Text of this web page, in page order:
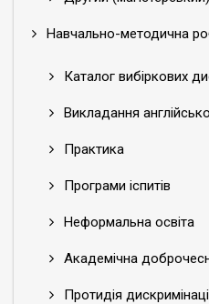
Навчально-методична
Каталог вибіркових
Викладання
Практика
Програми іспитів
Неформальна освіта
Академічна
Протидія